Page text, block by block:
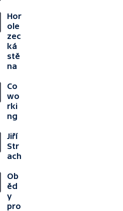
Hor
ole
zec
ká
stě
na
Co
wo
rki
ng
Jiří
Str
ach
Ob
ěd
y
pro